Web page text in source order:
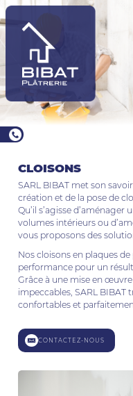
Aller
au
contenu
principal
CLOISONS
SARL BIBAT met son
création et de la pose de
Qu’il s’agisse
volumes intérieurs ou
vous proposons des
Nos cloisons en plaques
performance pour un
Grâce à une mise en
impeccables, SARL BIBAT
confortables et
CONTACTEZ-NOUS